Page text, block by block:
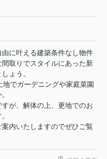
由に叶える建築条件なし物件
間取りでスタイルにあった新
ょう。
地でガーデニングや家庭菜園
が、解体の上、更地でのお
内いたしますのでぜひご覧